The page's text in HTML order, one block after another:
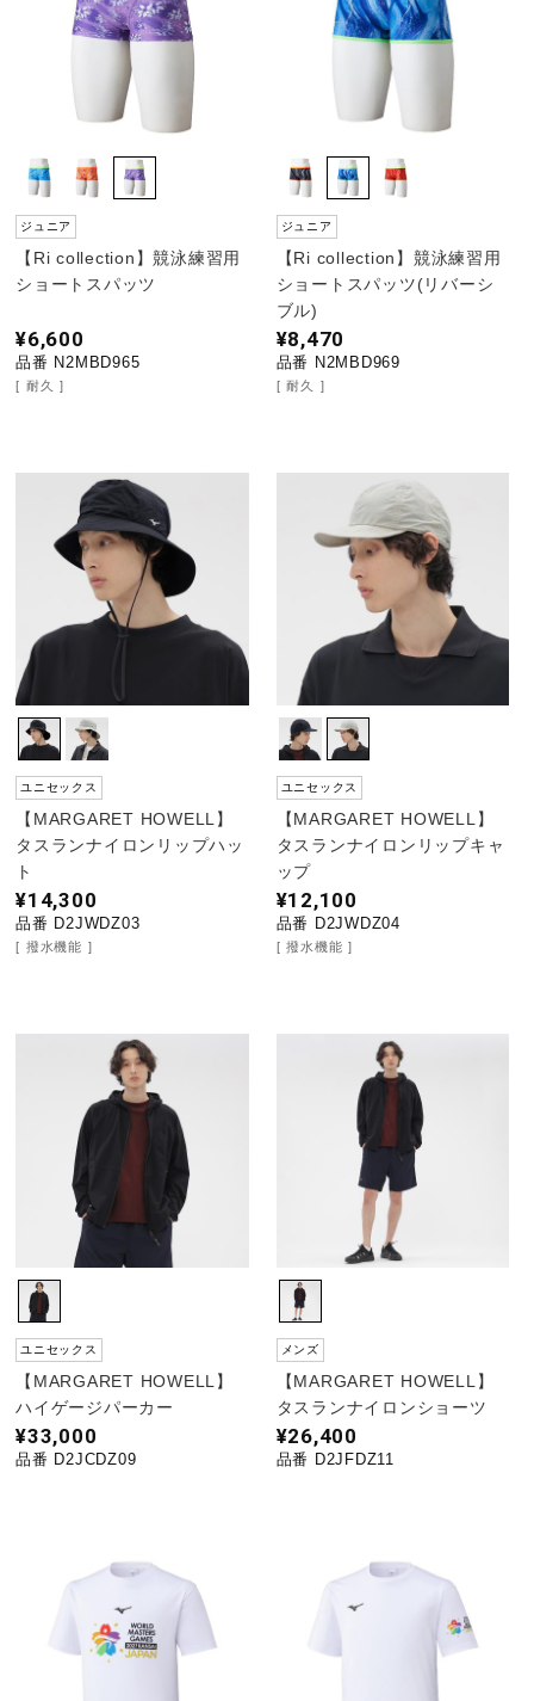
ジュニア
【Ri collection】競泳練習用
ショートスパッツ
¥6,600
品番 N2MBD965
耐久
ジュニア
【Ri collection】競泳練習用
ショートスパッツ(リバーシ
ブル)
¥8,470
品番 N2MBD969
耐久
ユニセックス
【MARGARET HOWELL】
タスランナイロンリップハッ
ト
¥14,300
品番 D2JWDZ03
撥水機能
ユニセックス
【MARGARET HOWELL】
タスランナイロンリップキャ
ップ
¥12,100
品番 D2JWDZ04
撥水機能
ユニセックス
【MARGARET HOWELL】
ハイゲージパーカー
¥33,000
品番 D2JCDZ09
メンズ
【MARGARET HOWELL】
タスランナイロンショーツ
¥26,400
品番 D2JFDZ11